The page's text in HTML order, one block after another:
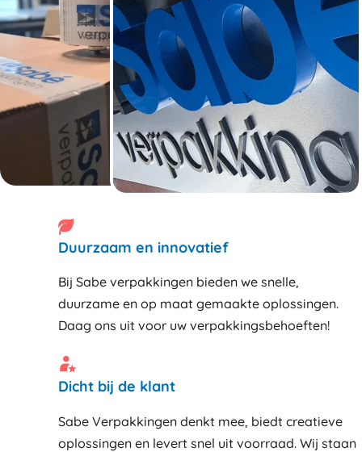
Duurzaam en innovatief
Bij Sabe verpakkingen bieden we snelle,
duurzame en op maat gemaakte oplossingen.
Daag ons uit voor uw verpakkingsbehoeften!
Dicht bij de klant
Sabe Verpakkingen denkt mee, biedt creatieve
oplossingen en levert snel uit voorraad. Wij staan